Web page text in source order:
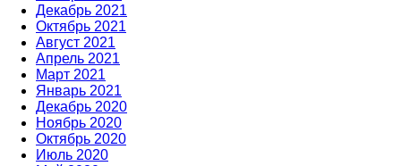
Декабрь 2021
Октябрь 2021
Август 2021
Апрель 2021
Март 2021
Январь 2021
Декабрь 2020
Ноябрь 2020
Октябрь 2020
Июль 2020